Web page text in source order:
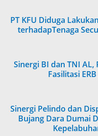
PT KFU Diduga
terhadapTenaga
Sinergi BI dan TNI AL,
Fasilitasi
Sinergi Pelindo dan
Bujang Dara Dumai